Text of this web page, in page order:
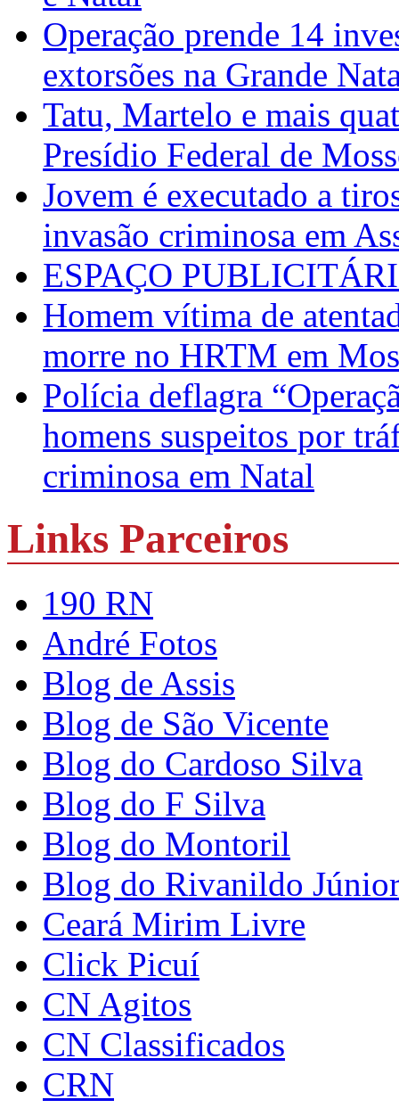
Operação prende 14
extorsões na Grande
Tatu, Martelo e mais
Presídio Federal de
Jovem é executado a
invasão criminosa em
ESPAÇO
Homem vítima de
morre no HRTM em
Polícia deflagra
homens suspeitos por
criminosa em Natal
Links Parceiros
190 RN
André Fotos
Blog de Assis
Blog de São Vicente
Blog do Cardoso Silva
Blog do F Silva
Blog do Montoril
Blog do Rivanildo
Ceará Mirim Livre
Click Picuí
CN Agitos
CN Classificados
CRN